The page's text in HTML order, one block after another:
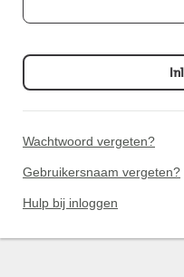
Wachtwoord vergeten?
Gebruikersnaam vergeten?
Hulp bij inloggen